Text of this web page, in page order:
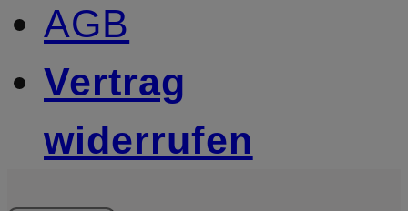
AGB
Vertrag
widerrufen